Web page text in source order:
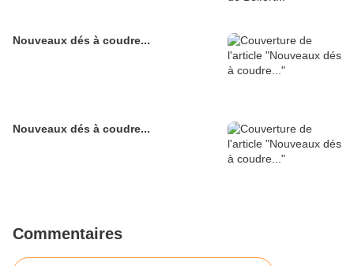
Nouveaux dés à coudre...
Nouveaux dés à coudre...
Commentaires